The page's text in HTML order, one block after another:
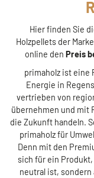
Hier finden Sie
Holzpellets der
online den Preis
primaholz ist eine
Energie in
vertrieben von
übernehmen und mit
die Zukunft handeln.
primaholz für
Denn mit den
sich für ein
neutral ist, sondern